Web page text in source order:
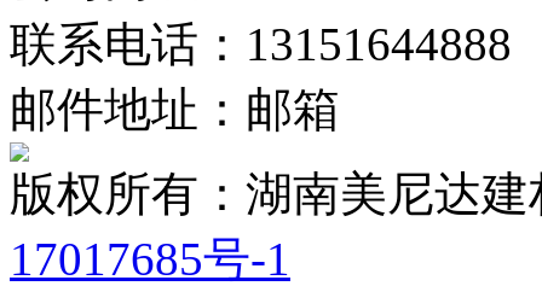
联系电话：13151644888
邮件地址：邮箱
版权所有：湖南美尼
17017685号-1